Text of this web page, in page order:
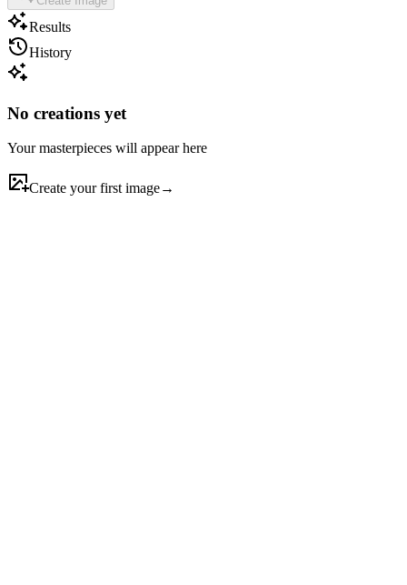
Results
History
No creations yet
Your masterpieces will appear here
Create your first image→